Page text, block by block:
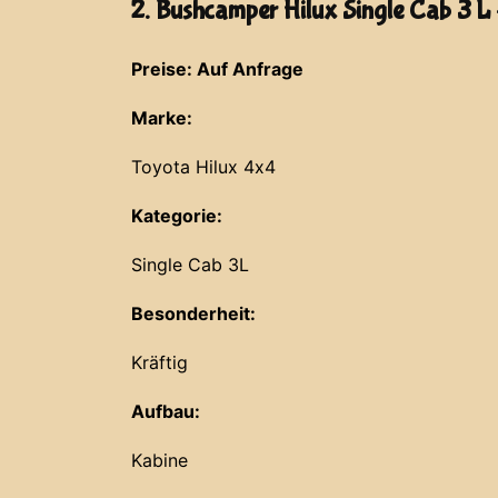
2. Bushcamper Hilux Single Cab 3
Preise: Auf Anfrage
Marke:
Toyota Hilux 4x4
Kategorie:
Single Cab 3L
Besonderheit:
Kräftig
Aufbau:
Kabine